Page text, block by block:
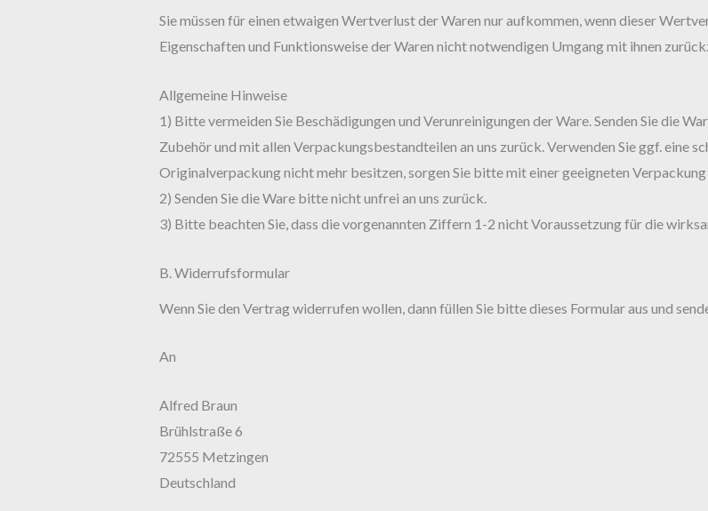
Sie müssen für einen etwaigen Wertverlust der Waren nur aufkommen, wenn dieser
Eigenschaften und Funktionsweise der Waren nicht notwendigen Umgang mit ihnen
Allgemeine Hinweise
1) Bitte vermeiden Sie Beschädigungen und Verunreinigungen der Ware. Senden Sie die
Zubehör und mit allen Verpackungsbestandteilen an uns zurück. Verwenden Sie ggf. eine
Originalverpackung nicht mehr besitzen, sorgen Sie bitte mit einer geeigneten
2) Senden Sie die Ware bitte nicht unfrei an uns zurück.
3) Bitte beachten Sie, dass die vorgenannten Ziffern 1-2 nicht Voraussetzung für die
B. Widerrufsformular
Wenn Sie den Vertrag widerrufen wollen, dann füllen Sie bitte dieses Formular aus und
An
Alfred Braun
Brühlstraße 6
72555 Metzingen
Deutschland